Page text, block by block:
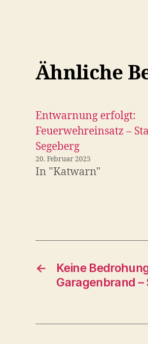
Ähnliche
Entwarnung erfolgt:
Feuerwehreinsatz –
Segeberg
20. Februar 2025
In "Katwarn"
←
Keine
Garagenbrand